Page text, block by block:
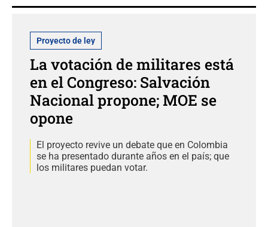
Proyecto de ley
La votación de militares está
en el Congreso: Salvación
Nacional propone; MOE se
opone
El proyecto revive un debate que en Colombia
se ha presentado durante años en el país; que
los militares puedan votar.